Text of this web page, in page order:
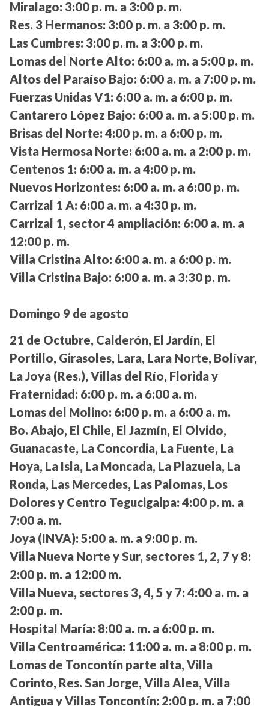
Miralago: 3:00 p. m. a 3:00 p. m.
Res. 3 Hermanos: 3:00 p. m. a 3:00 p. m.
Las Cumbres: 3:00 p. m. a 3:00 p. m.
Lomas del Norte Alto: 6:00 a. m. a 5:00 p. m.
Altos del Paraíso Bajo: 6:00 a. m. a 7:00 p. m.
Fuerzas Unidas V1: 6:00 a. m. a 6:00 p. m.
Cantarero López Bajo: 6:00 a. m. a 5:00 p. m.
Brisas del Norte: 4:00 p. m. a 6:00 p. m.
Vista Hermosa Norte: 6:00 a. m. a 2:00 p. m.
Centenos 1: 6:00 a. m. a 4:00 p. m.
Nuevos Horizontes: 6:00 a. m. a 6:00 p. m.
Carrizal 1 A: 6:00 a. m. a 4:30 p. m.
Carrizal 1, sector 4 ampliación: 6:00 a. m. a
12:00 p. m.
Villa Cristina Alto: 6:00 a. m. a 6:00 p. m.
Villa Cristina Bajo: 6:00 a. m. a 3:30 p. m.
Domingo 9 de agosto
21 de Octubre, Calderón, El Jardín, El
Portillo, Girasoles, Lara, Lara Norte, Bolívar,
La Joya (Res.), Villas del Río, Florida y
Fraternidad: 6:00 p. m. a 6:00 a. m.
Lomas del Molino: 6:00 p. m. a 6:00 a. m.
Bo. Abajo, El Chile, El Jazmín, El Olvido,
Guanacaste, La Concordia, La Fuente, La
Hoya, La Isla, La Moncada, La Plazuela, La
Ronda, Las Mercedes, Las Palomas, Los
Dolores y Centro Tegucigalpa: 4:00 p. m. a
7:00 a. m.
Joya (INVA): 5:00 a. m. a 9:00 p. m.
Villa Nueva Norte y Sur, sectores 1, 2, 7 y 8:
2:00 p. m. a 12:00 m.
Villa Nueva, sectores 3, 4, 5 y 7: 4:00 a. m. a
2:00 p. m.
Hospital María: 8:00 a. m. a 6:00 p. m.
Villa Centroamérica: 11:00 a. m. a 8:00 p. m.
Lomas de Toncontín parte alta, Villa
Corinto, Res. San Jorge, Villa Alea, Villa
Antigua y Villas Toncontín: 2:00 p. m. a 7:00